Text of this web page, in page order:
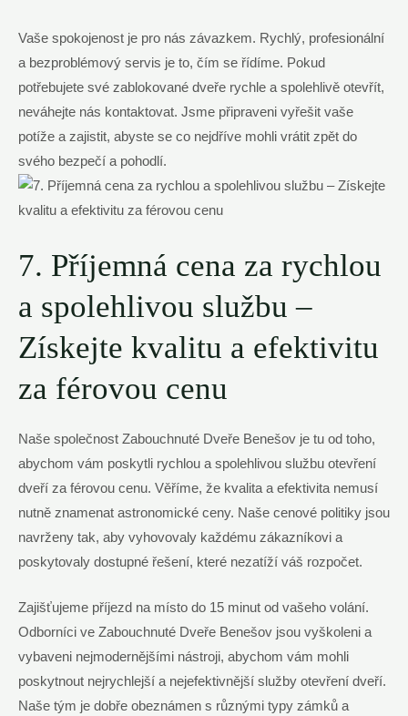
Vaše spokojenost je pro nás závazkem. Rychlý, profesionální
a bezproblémový servis je to, čím se řídíme. Pokud
potřebujete své zablokované dveře rychle a spolehlivě otevřít,
neváhejte nás kontaktovat. Jsme připraveni vyřešit vaše
potíže a zajistit, abyste se co nejdříve mohli vrátit zpět do
svého bezpečí a pohodlí.
7. Příjemná cena za rychlou
a spolehlivou službu –
Získejte kvalitu a efektivitu
za férovou cenu
Naše společnost Zabouchnuté Dveře Benešov je tu od toho,
abychom vám poskytli rychlou a spolehlivou službu otevření
dveří za férovou cenu. Věříme, že kvalita a efektivita nemusí
nutně znamenat astronomické ceny. Naše cenové politiky jsou
navrženy tak, aby vyhovovaly každému zákazníkovi a
poskytovaly dostupné řešení, které nezatíží váš rozpočet.
Zajišťujeme příjezd na místo do 15 minut od vašeho volání.
Odborníci ve Zabouchnuté Dveře Benešov jsou vyškoleni a
vybaveni nejmodernějšími nástroji, abychom vám mohli
poskytnout nejrychlejší a nejefektivnější služby otevření dveří.
Naše tým je dobře obeznámen s různými typy zámků a